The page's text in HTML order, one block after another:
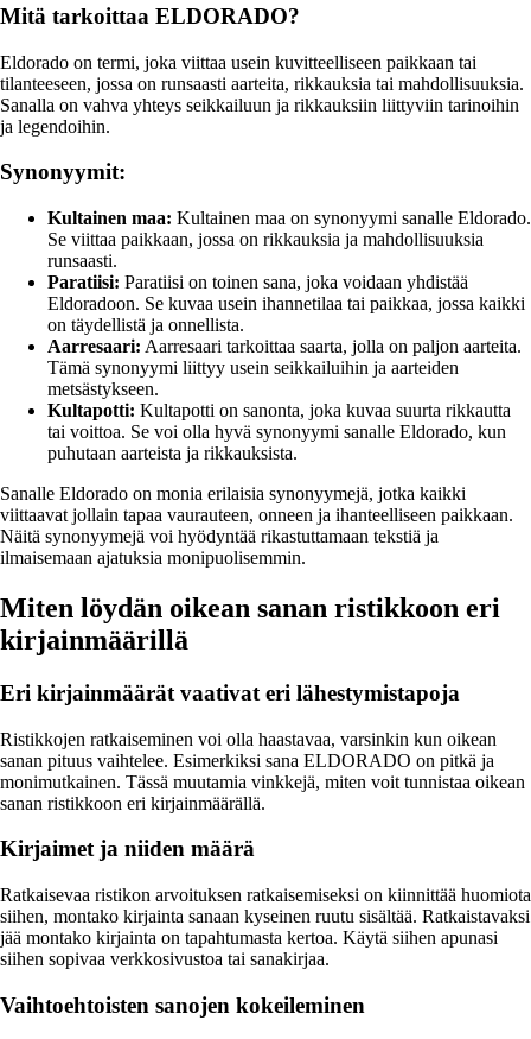
Mitä tarkoittaa ELDORADO?
Eldorado on termi, joka viittaa usein kuvitteelliseen paikkaan tai
tilanteeseen, jossa on runsaasti aarteita, rikkauksia tai mahdollisuuksia.
Sanalla on vahva yhteys seikkailuun ja rikkauksiin liittyviin tarinoihin
ja legendoihin.
Synonyymit:
Kultainen maa: Kultainen maa on synonyymi sanalle Eldorado.
Se viittaa paikkaan, jossa on rikkauksia ja mahdollisuuksia
runsaasti.
Paratiisi: Paratiisi on toinen sana, joka voidaan yhdistää
Eldoradoon. Se kuvaa usein ihannetilaa tai paikkaa, jossa kaikki
on täydellistä ja onnellista.
Aarresaari: Aarresaari tarkoittaa saarta, jolla on paljon aarteita.
Tämä synonyymi liittyy usein seikkailuihin ja aarteiden
metsästykseen.
Kultapotti: Kultapotti on sanonta, joka kuvaa suurta rikkautta
tai voittoa. Se voi olla hyvä synonyymi sanalle Eldorado, kun
puhutaan aarteista ja rikkauksista.
Sanalle Eldorado on monia erilaisia synonyymejä, jotka kaikki
viittaavat jollain tapaa vaurauteen, onneen ja ihanteelliseen paikkaan.
Näitä synonyymejä voi hyödyntää rikastuttamaan tekstiä ja
ilmaisemaan ajatuksia monipuolisemmin.
Miten löydän oikean sanan ristikkoon eri
kirjainmäärillä
Eri kirjainmäärät vaativat eri lähestymistapoja
Ristikkojen ratkaiseminen voi olla haastavaa, varsinkin kun oikean
sanan pituus vaihtelee. Esimerkiksi sana ELDORADO on pitkä ja
monimutkainen. Tässä muutamia vinkkejä, miten voit tunnistaa oikean
sanan ristikkoon eri kirjainmäärällä.
Kirjaimet ja niiden määrä
Ratkaisevaa ristikon arvoituksen ratkaisemiseksi on kiinnittää huomiota
siihen, montako kirjainta sanaan kyseinen ruutu sisältää. Ratkaistavaksi
jää montako kirjainta on tapahtumasta kertoa. Käytä siihen apunasi
siihen sopivaa verkkosivustoa tai sanakirjaa.
Vaihtoehtoisten sanojen kokeileminen